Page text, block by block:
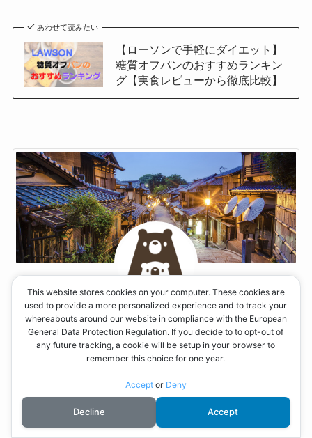
あわせて読みたい
【ローソンで手軽にダイエット】
糖質オフパンのおすすめランキン
グ【実食レビューから徹底比較】
ぱぱくま
3人の子持ちパパ
人生初のダイエットに取り組みます。
小学生のときから100kg超え、30年以上3桁体重をキー
This website stores cookies on your computer. These cookies are
used to provide a more personalized experience and to track your
whereabouts around our website in compliance with the European
General Data Protection Regulation. If you decide to to opt-out of
any future tracking, a cookie will be setup in your browser to
remember this choice for one year.
Acceptor Deny
Decline Accept